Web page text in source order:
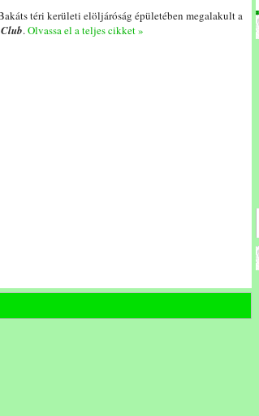
téri kerületi elöljáróság épületében megalakult a
.Olvassa el a teljes cikket »